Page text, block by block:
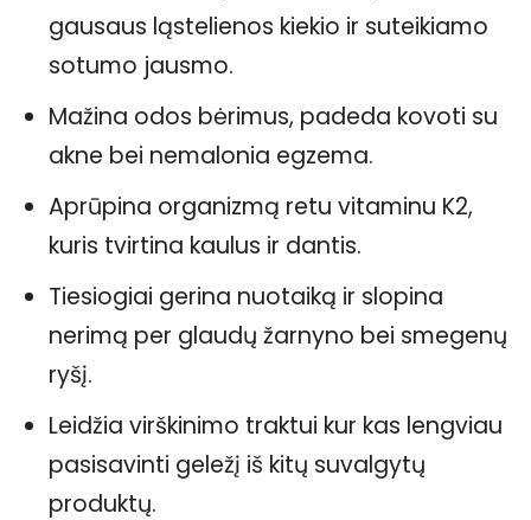
gausaus ląstelienos kiekio ir suteikiamo
sotumo jausmo.
Mažina odos bėrimus, padeda kovoti su
akne bei nemalonia egzema.
Aprūpina organizmą retu vitaminu K2,
kuris tvirtina kaulus ir dantis.
Tiesiogiai gerina nuotaiką ir slopina
nerimą per glaudų žarnyno bei smegenų
ryšį.
Leidžia virškinimo traktui kur kas lengviau
pasisavinti geležį iš kitų suvalgytų
produktų.